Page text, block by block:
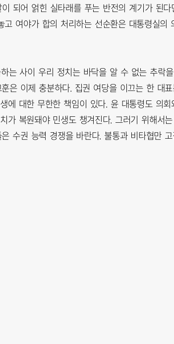
되어 얽힌 실타래를 푸는 반전의 계기가 된다
여야가 합의 처리하는 선순환은 대통령실의
는 사이 우리 정치는 바닥을 알 수 없는 추락을
은 이제 충분하다. 집권 여당을 이끄는 한 대
에 대한 무한한 책임이 있다. 윤 대통령도 의회
가 복원돼야 민생도 챙겨진다. 그러기 위해서는
수권 능력 경쟁을 바란다. 불통과 비타협만 고